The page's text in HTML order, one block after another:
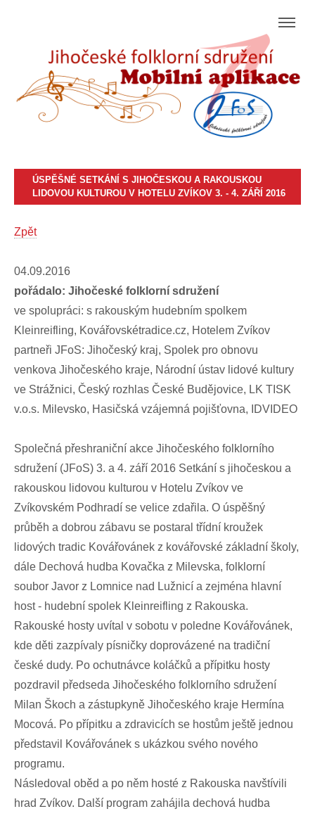
ÚSPĚŠNÉ SETKÁNÍ S JIHOČESKOU A RAKOUSKOU
LIDOVOU KULTUROU V HOTELU ZVÍKOV 3. - 4. ZÁŘÍ 2016
Zpět
04.09.2016
pořádalo: Jihočeské folklorní sdružení
ve spolupráci: s rakouským hudebním spolkem
Kleinreifling, Kovářovskétradice.cz, Hotelem Zvíkov
partneři JFoS: Jihočeský kraj, Spolek pro obnovu
venkova Jihočeského kraje, Národní ústav lidové kultury
ve Strážnici, Český rozhlas České Budějovice, LK TISK
v.o.s. Milevsko, Hasičská vzájemná pojišťovna, IDVIDEO
Společná přeshraniční akce Jihočeského folklorního
sdružení (JFoS) 3. a 4. září 2016 Setkání s jihočeskou a
rakouskou lidovou kulturou v Hotelu Zvíkov ve
Zvíkovském Podhradí se velice zdařila. O úspěšný
průběh a dobrou zábavu se postaral třídní kroužek
lidových tradic Kovářovánek z kovářovské základní školy,
dále Dechová hudba Kovačka z Milevska, folklorní
soubor Javor z Lomnice nad Lužnicí a zejména hlavní
host - hudební spolek Kleinreifling z Rakouska.
Rakouské hosty uvítal v sobotu v poledne Kovářovánek,
kde děti zazpívaly písničky doprovázené na tradiční
české dudy. Po ochutnávce koláčků a přípitku hosty
pozdravil předseda Jihočeského folklorního sdružení
Milan Škoch a zástupkyně Jihočeského kraje Hermína
Mocová. Po přípitku a zdravicích se hostům ještě jednou
představil Kovářovánek s ukázkou svého nového
programu.
Následoval oběd a po něm hosté z Rakouska navštívili
hrad Zvíkov. Další program zahájila dechová hudba